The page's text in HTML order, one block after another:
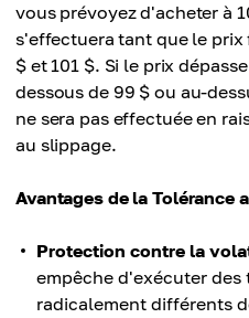
vous prévoyez d'acheter à
s'effectuera tant que le
$ et 101 $. Si le prix
dessous de 99 $ ou au-
ne sera pas effectuée en
au slippage.
Avantages de la Tolérance
Protection contre la
empêche d'exécuter
radicalement différents